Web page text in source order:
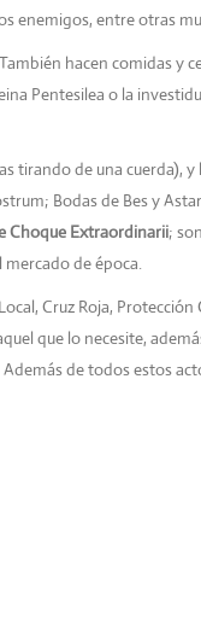
enemigos, entre otras
hacen comidas y
Pentesilea o la
tirando de una cuerda),
Bodas de Bes y
Choque Extraordinarii;
mercado de época.
Cruz Roja,
que lo necesite,
de todos estos